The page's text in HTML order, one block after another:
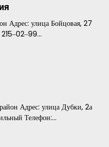
Адрес: улица Бойцовая, 27
Адрес: улица Дубки, 2а
Телефон:…